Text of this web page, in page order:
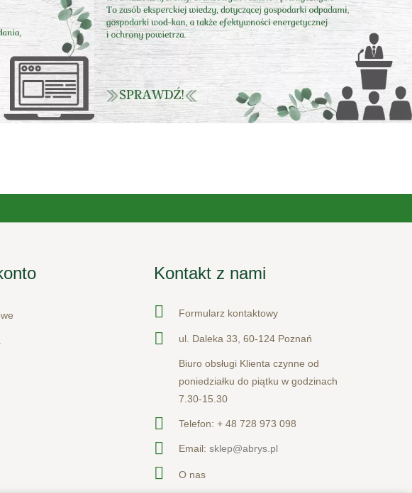
Kontakt z nami
Formularz kontaktowy
ul. Daleka 33, 60-124 Poznań
Biuro obsługi Klienta czynne od
poniedziałku do piątku w godzinach
7.30-15.30
Telefon: + 48 728 973 098
Email: sklep@abrys.pl
O nas